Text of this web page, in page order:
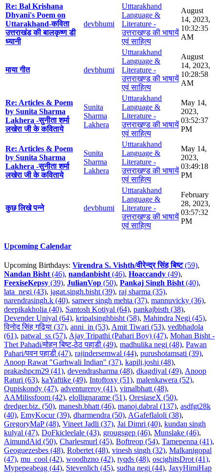
Re: Bal Krishana
Dhyani's Poem on
Uttarakhand-कविता
उत्तराखंड की बालकृष्ण डी
ध्यानी
devbhumi
Utttarakhand
Language &
Literature -
उत्तराखण्ड की भाषायें
एवं साहित्य
August
14, 2023,
10:32:35
AM
माया गीत devbhumi
Utttarakhand
Language &
Literature -
उत्तराखण्ड की भाषायें
एवं साहित्य
August
14, 2023,
10:28:58
AM
Re: Articles & Poem
by Sunita Sharma
Lakhera -सुनीता शर्मा
लखेरा जी के कविताये
Sunita
Sharma
Lakhera
Utttarakhand
Language &
Literature -
उत्तराखण्ड की भाषायें
एवं साहित्य
May 14,
2023,
03:52:37
PM
Re: Articles & Poem
by Sunita Sharma
Lakhera -सुनीता शर्मा
लखेरा जी के कविताये
Sunita
Sharma
Lakhera
Utttarakhand
Language &
Literature -
उत्तराखण्ड की भाषायें
एवं साहित्य
May 14,
2023,
03:49:18
PM
कुछ लिखे पन्ने devbhumi
Utttarakhand
Language &
Literature -
उत्तराखण्ड की भाषायें
एवं साहित्य
February
28, 2023,
03:57:32
PM
Upcoming Calendar
Upcoming Birthdays: Virendra S. Vishth/वीरेन्द्र सिंह बिष्ट(59),
Nandan Bisht(46), nandanbisht(46), Hoaccandy (49),
FeexiseKepsy (39), JulianVop (50), Pankaj Singh Bisht(40),
lata_negi (43), jagat.singh.bisht (39), raj sharma (35),
narendrasingh.k (40), sameer singh mehta (37), mannuvicky (36),
deepikakholia (40), Santosh Kotiyal (64), pankajbisth (38),
Devender Uniyal (64), kripalsinghbisht (58), Mahindra Negi (45),
विनोद सिंह गढ़िया (37), anni_in (53), Amit Tiwari (53), vedbhadola
(61), patwal_ss (57), Ajay Tripathi (Pahari Boy) (47), Mohan Bisht -
Thet Pahadi/मोहन बिष्ट-ठेठ पहाडी (49), madhulika negi (48), Pawan
Pahari/पवन पहाडी (47), rajindersemwal (44), purushotamsati (39),
Anoop Rawat "Garhwali Indian" (37), kapilj.joshi (48),
prakashpcm29 (41), devendrasharma (48), dkagdiyal (49), Anoop
Raturi (63), kaYaftike (49), Intoftoxy (51), malenkawera (52),
Qupiskondy (47), adventureroy (41), vimalbhatt (48),
AAMilissfoom (42), elollignarame (51), OresiaseX (50),
dredger.biz. (50), manesh.bhatt (46), manoj.dabral (137), asdfgt28k
(40), EmyKocur (39), dharmendra (50), AGafeflaloli (38),
GregoryMaP (48), Vineet Jadli (37), Jai Dimri (40), kundan singh
kulyal (47), DoFkicleelale (43), grougsgep (46), Munslake (46),
AimundAid (50), Charlesmurl (45), Boftreop (54), Tamepenna (41),
Geoguezesbes (48), Robertet (48), vinesh singh (32), Malkanigopal
(47), mu_cool (42), woodhzno (42), tyqds (48), oscighitsDrot (41),
Mypepeabeag (44), Stevenlich (45), sudha negi (44), JaxyHimiHap